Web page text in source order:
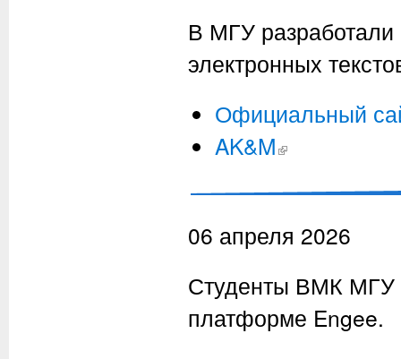
В МГУ
электронных
Официальный
AK&M
06 апреля 2026
Студенты ВМК МГУ
платформе Engee.